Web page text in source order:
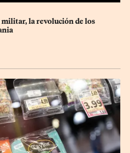
la revolución de los